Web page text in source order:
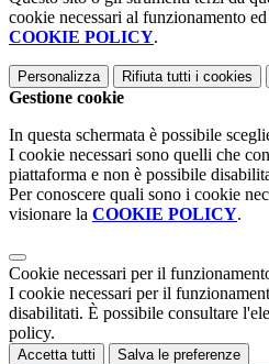
cookie necessari al funzionamento
COOKIE POLICY.
Personalizza Rifiuta tutti i cookies
Gestione cookie
In questa schermata è possibile
I cookie necessari sono quelli che
piattaforma e non è possibile
Per conoscere quali sono i cookie
visionare la COOKIE POLICY.
Cookie necessari per il
I cookie necessari per il
disabilitati. È possibile consultare
policy.
Accetta tutti Salva le preferenze